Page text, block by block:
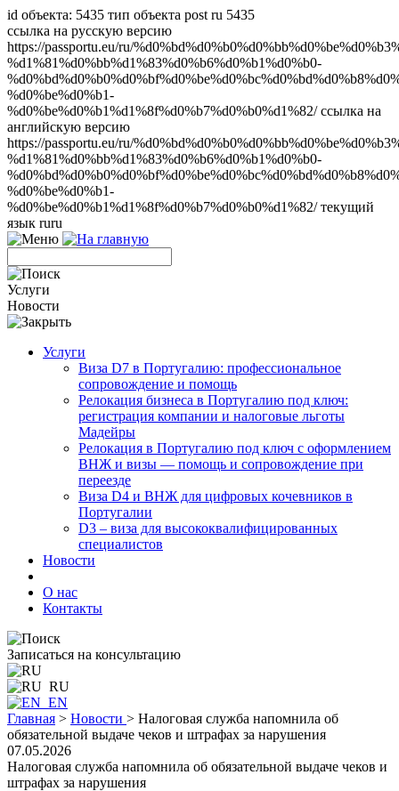
id объекта: 5435 тип объекта post ru 5435
ссылка на русскую версию
https://passportu.eu/ru/
%d1%81%d0%bb%d1%83%d0%b6%d0%b1%d0%b0-
%d0%be%d0%b1-
%d0%be%d0%b1%d1%8f%d0%b7%d0%b0%d1%82/ ссылка на
английскую версию
https://passportu.eu/ru/
%d1%81%d0%bb%d1%83%d0%b6%d0%b1%d0%b0-
%d0%be%d0%b1-
%d0%be%d0%b1%d1%8f%d0%b7%d0%b0%d1%82/ текущий
язык ruru
Услуги
Новости
Услуги
Виза D7 в Португалию: профессиональное
сопровождение и помощь
Релокация бизнеса в Португалию под ключ:
регистрация компании и налоговые льготы
Мадейры
Релокация в Португалию под ключ с оформлением
ВНЖ и визы — помощь и сопровождение при
переезде
Виза D4 и ВНЖ для цифровых кочевников в
Португалии
D3 – виза для высококвалифицированных
специалистов
Новости
О нас
Контакты
Записаться на консультацию
RU
EN
Главная > Новости > Налоговая служба напомнила об
обязательной выдаче чеков и штрафах за нарушения
07.05.2026
Налоговая служба напомнила об обязательной выдаче чеков и
штрафах за нарушения